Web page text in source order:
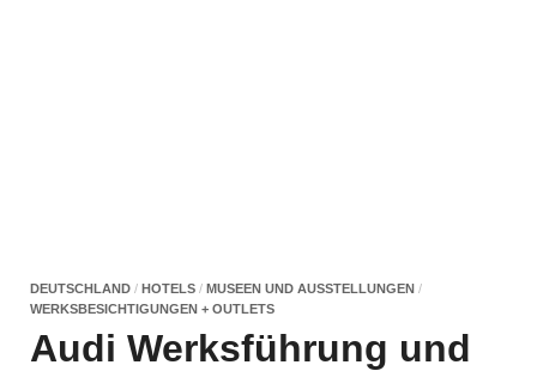
DEUTSCHLAND / HOTELS / MUSEEN UND AUSSTELLUNGEN /
WERKSBESICHTIGUNGEN + OUTLETS
Audi Werksführung und